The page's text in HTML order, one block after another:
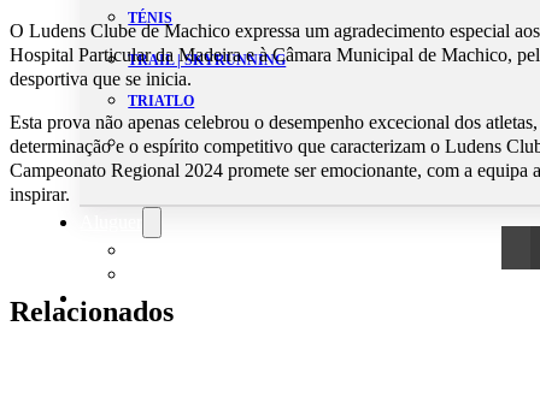
TÉNIS
TRAIL | SKYRUNNING
TRIATLO
Contacta-nos
O Ludens Clube de Machico expressa um agradecimento especial
Hospital Particular da Madeira e à Câmara Municipal de Machico,
desportiva que se inicia.
Esta prova não apenas celebrou o desempenho excecional dos
determinação e o espírito competitivo que caracterizam o Ludens
Campeonato Regional 2024 promete ser emocionante, com a equipa
inspirar.
Relacionados